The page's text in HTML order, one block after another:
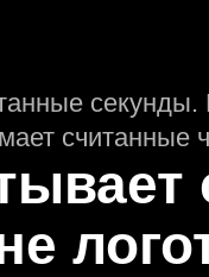
считанные